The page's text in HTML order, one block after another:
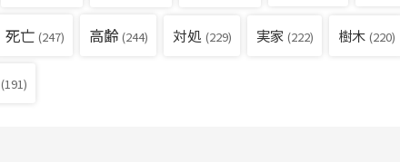
死亡 (247) 高齢 (244) 対処 (229) 実家 (222) 樹木 (220)
(191)